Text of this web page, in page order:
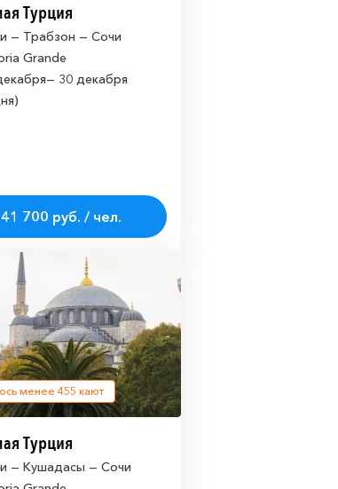
Турция
— Трабзон — Сочи
Grande
30 декабря
41 700 руб. / чел.
менее 455 кают
Турция
— Кушадасы — Сочи